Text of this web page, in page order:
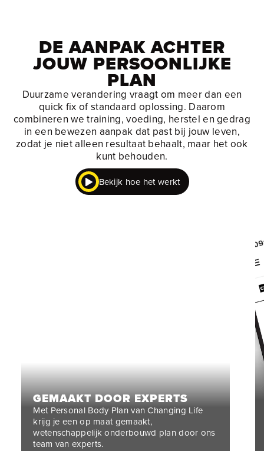
DE AANPAK ACHTER
JOUW PERSOONLIJKE
PLAN
Duurzame verandering vraagt om meer dan een
quick fix of standaard oplossing. Daarom
combineren we training, voeding, herstel en gedrag
in een bewezen aanpak dat past bij jouw leven,
zodat je niet alleen resultaat behaalt, maar het ook
kunt behouden.
Bekijk hoe het werkt
GEMAAKT DOOR EXPERTS
Met Personal Body Plan van Changing Life
krijg je een op maat gemaakt,
wetenschappelijk onderbouwd plan door ons
team van experts.